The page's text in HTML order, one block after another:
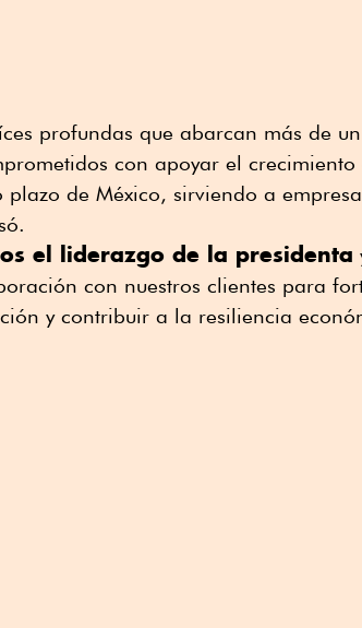
profundas que abarcan más de
con apoyar el
de México, sirviendo a
el liderazgo de la presidenta
con nuestros clientes para
y contribuir a la resiliencia